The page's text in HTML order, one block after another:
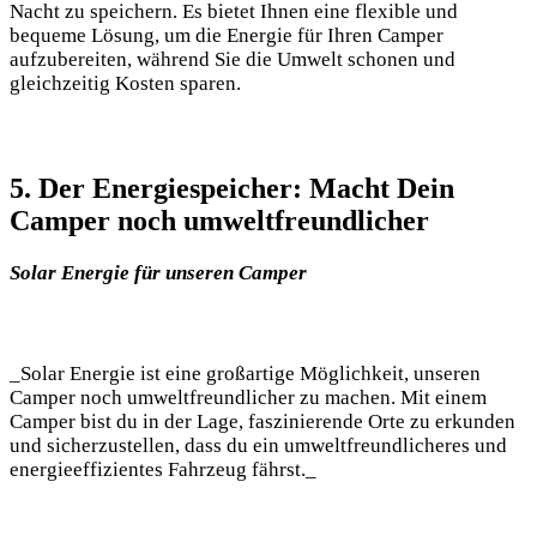
Nacht zu speichern. ‍Es bietet Ihnen eine flexible und⁤
bequeme Lösung, um die​ Energie ‍für Ihren⁣ Camper
aufzubereiten, während Sie ​die Umwelt‌ schonen und
⁢gleichzeitig Kosten sparen.
5. Der Energiespeicher: Macht‌ Dein
Camper noch ‍umweltfreundlicher
Solar Energie für⁤ unseren Camper
_Solar​ Energie ist ‌eine großartige Möglichkeit, ⁣unseren
Camper noch umweltfreundlicher zu machen. Mit einem
Camper bist du in ​der‍ Lage, faszinierende ⁢Orte zu erkunden
und sicherzustellen, dass du ein umweltfreundlicheres‌ und
energieeffizientes⁢ Fahrzeug fährst._